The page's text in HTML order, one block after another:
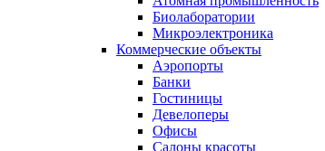
Биолаборатории
Микроэлектроника
Коммерческие объекты
Аэропорты
Банки
Гостиницы
Девелоперы
Офисы
Салоны красоты